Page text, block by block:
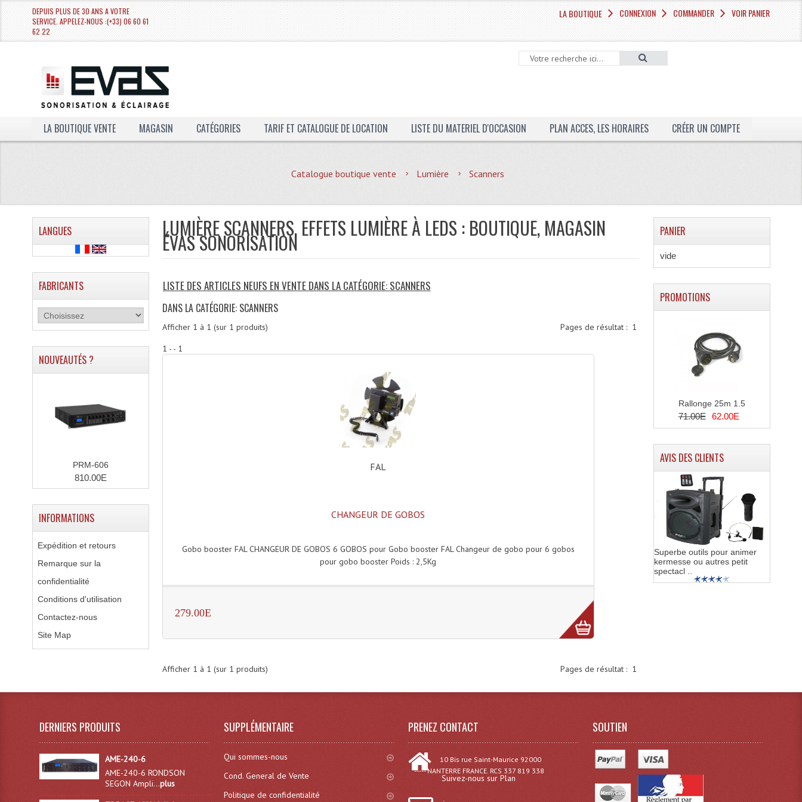
DEPUIS PLUS DE 30 ANS A VOTRE
SERVICE. APPELEZ-NOUS :(+33) 06 60 61
62 22
LA BOUTIQUE CONNEXION COMMANDER VOIR PANIER
LA BOUTIQUE VENTE MAGASIN CATÉGORIES TARIF ET CATALOGUE DE LOCATION LISTE DU MATERIEL D'OCCASION PLAN ACCES, LES HORAIRES CRÉER UN COMPTE
Catalogue boutique vente Lumière Scanners
LUMIÈRE SCANNERS, EFFETS LUMIÈRE À LEDS : BOUTIQUE, MAGASIN
ÉVAS SONORISATION
LISTE DES ARTICLES NEUFS EN VENTE DANS LA CATÉGORIE: SCANNERS
DANS LA CATÉGORIE: SCANNERS
Pages de résultat : 1
Afficher 1 à 1 (sur 1 produits)
1 - - 1
FAL
CHANGEUR DE GOBOS
Gobo booster FAL CHANGEUR DE GOBOS 6 GOBOS pour Gobo booster FAL Changeur de gobo pour 6 gobos
pour gobo booster Poids : 2,5Kg
279.00E
Pages de résultat : 1
Afficher 1 à 1 (sur 1 produits)
LANGUES
FABRICANTS
NOUVEAUTÉS ?
PRM-606
810.00E
INFORMATIONS
Expédition et retours
Remarque sur la
confidentialité
Conditions d'utilisation
Contactez-nous
Site Map
PANIER
vide
PROMOTIONS
Rallonge 25m 1.5
71.00E 62.00E
AVIS DES CLIENTS
Superbe outils pour animer
kermesse ou autres petit
spectacl ..
DERNIERS PRODUITS
AME-240-6
AME-240-6 RONDSON
SEGON Ampli...plus
SUPPLÉMENTAIRE
Qui sommes-nous
Cond. General de Vente
Politique de confidentialité
PRENEZ CONTACT
10 Bis rue Saint-Maurice 92000
----- NANTERRE FRANCE. RCS 337 819 338
Suivez-nous sur Plan
SOUTIEN